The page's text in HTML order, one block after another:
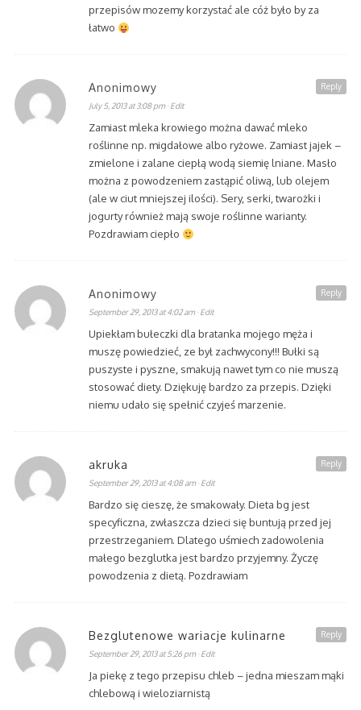
przepisów mozemy korzystać ale cóż było by za
łatwo
Anonimowy
July 5, 2013 at 3:08 pm · Edit
Zamiast mleka krowiego można dawać mleko
roślinne np. migdałowe albo ryżowe. Zamiast jajek –
zmielone i zalane ciepłą wodą siemię lniane. Masło
można z powodzeniem zastąpić oliwą, lub olejem
(ale w ciut mniejszej ilości). Sery, serki, twarożki i
jogurty również mają swoje roślinne warianty.
Pozdrawiam ciepło
Reply
Anonimowy
September 29, 2013 at 4:02 am · Edit
Upiekłam bułeczki dla bratanka mojego męża i
muszę powiedzieć, ze był zachwycony!!! Bułki są
puszyste i pyszne, smakują nawet tym co nie muszą
stosować diety. Dziękuję bardzo za przepis. Dzięki
niemu udało się spełnić czyjeś marzenie.
Reply
akruka
September 29, 2013 at 4:08 am · Edit
Bardzo się cieszę, że smakowały. Dieta bg jest
specyficzna, zwłaszcza dzieci się buntują przed jej
przestrzeganiem. Dlatego uśmiech zadowolenia
małego bezglutka jest bardzo przyjemny. Życzę
powodzenia z dietą. Pozdrawiam
Reply
Bezglutenowe wariacje kulinarne
September 29, 2013 at 5:26 pm · Edit
Ja piekę z tego przepisu chleb – jedna mieszam mąki
chlebową i wieloziarnistą
Reply